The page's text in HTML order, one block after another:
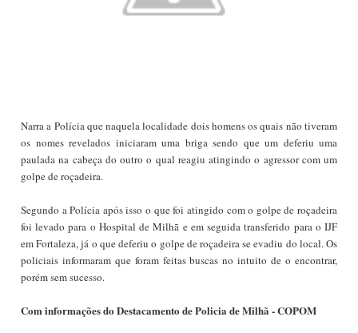
Narra a Polícia que naquela localidade dois homens os quais não tiveram
os nomes revelados iniciaram uma briga sendo que um deferiu uma
paulada na cabeça do outro o qual reagiu atingindo o agressor com um
golpe de roçadeira.
Segundo a Polícia após isso o que foi atingido com o golpe de roçadeira
foi levado para o Hospital de Milhã e em seguida transferido para o IJF
em Fortaleza, já o que deferiu o golpe de roçadeira se evadiu do local. Os
policiais informaram que foram feitas buscas no intuito de o encontrar,
porém sem sucesso.
Com informações do Destacamento de Policia de Milhã - COPOM